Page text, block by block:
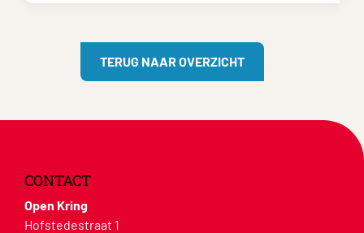
TERUG NAAR OVERZICHT
CONTACT
Open Kring
Hofstedestraat 1